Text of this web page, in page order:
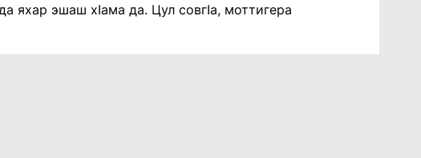
яхар эшаш хIама да. Цул совгIа, моттигера